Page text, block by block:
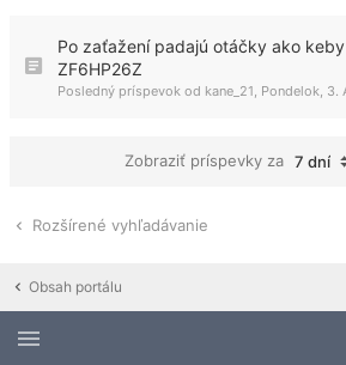
Po zaťažení padajú otáčky ako
ZF6HP26Z
Posledný príspevok od kane_21, Pondelok, 3.
Zobraziť príspevky za 7 dní
Rozšírené vyhľadávanie
Obsah portálu